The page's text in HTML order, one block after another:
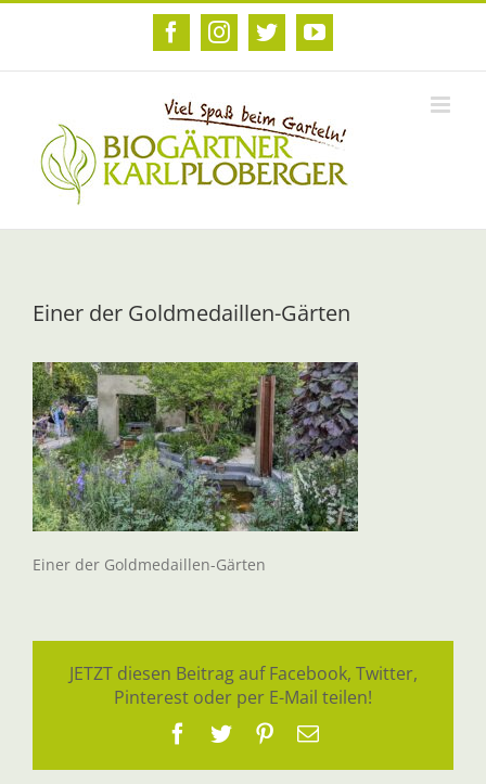
Zum
FacebookInstagram
TwitterYouTube
Einer der Goldmedaillen-Gärten
Einer der Goldmedaillen-Gärten
JETZT diesen Beitrag auf Facebook, Twitter,
Pinterest oder per E-Mail teilen!
Facebook
TwitterPinterest
E-